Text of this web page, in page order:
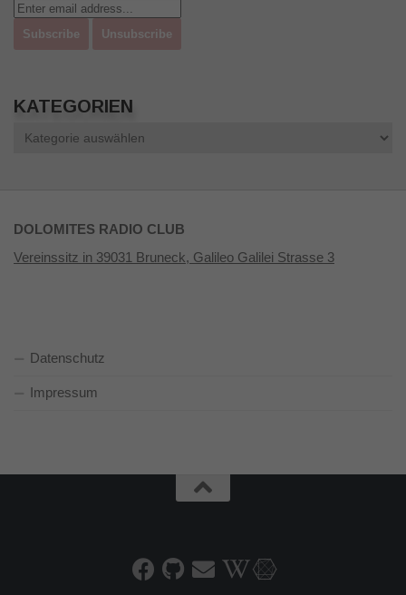
KATEGORIEN
DOLOMITES RADIO CLUB
Vereinssitz in 39031 Bruneck, Galileo Galilei Strasse 3
Datenschutz
Impressum